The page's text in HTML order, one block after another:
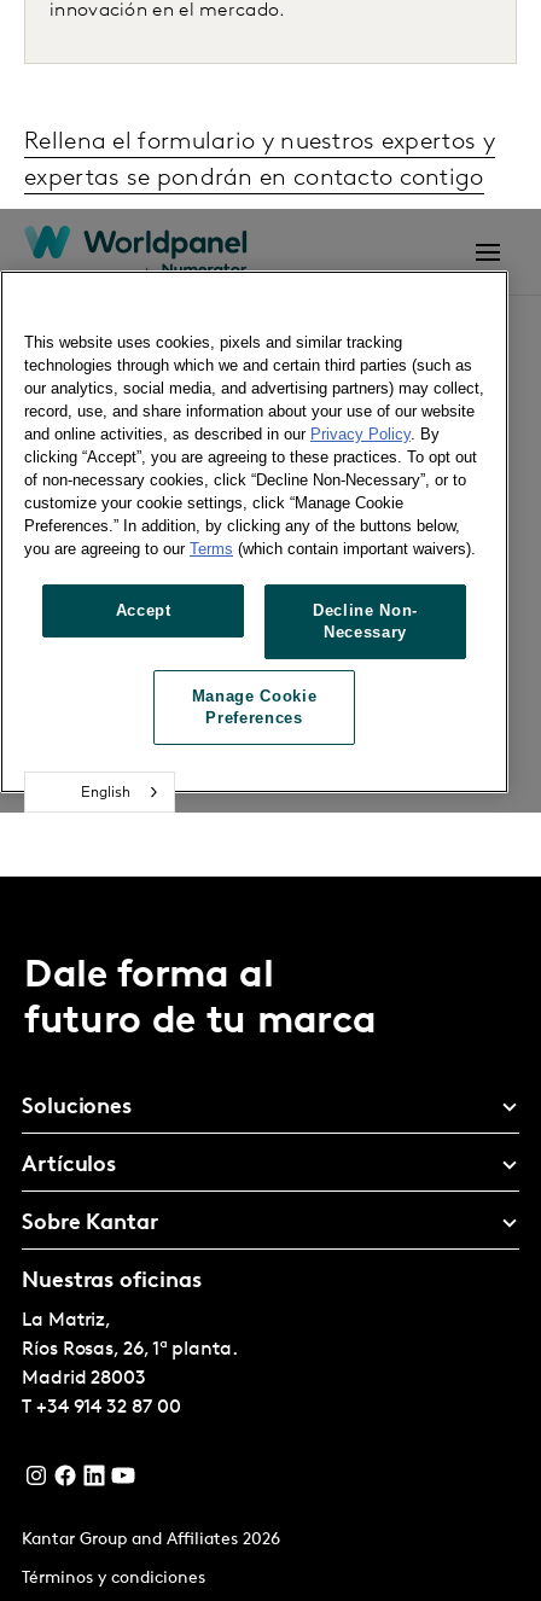
innovación en el mercado.
Rellena el formulario y nuestros expertos y
expertas se pondrán en contacto contigo
Dale forma al
futuro de tu marca
Soluciones
Artículos
Sobre Kantar
Nuestras oficinas
La Matriz,
Ríos Rosas, 26, 1ª planta.
Madrid 28003
T +34 914 32 87 00
Kantar Group and Affiliates 2026
Términos y condiciones